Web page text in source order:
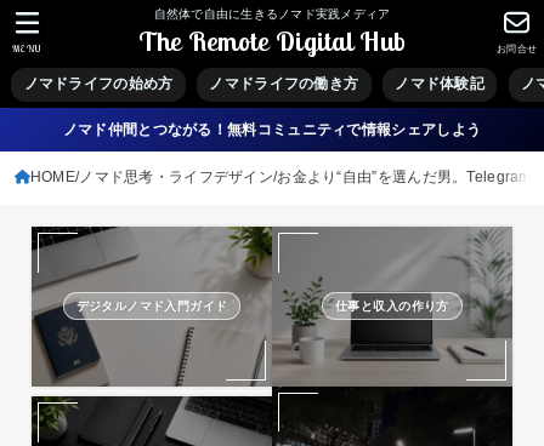
自然体で自由に生きるノマド実践メディア
The Remote Digital Hub
ノマドライフの始め方 ノマドライフの働き方 ノマド体験記 ノ
お問合せ
MENU
ノマド仲間とつながる！無料コミュニティで情報シェアしよう
HOME ノマド思考・ライフデザイン お金より“自由”を選んだ男。Telegram
デジタルノマド入門ガイド 仕事と収入の作り方